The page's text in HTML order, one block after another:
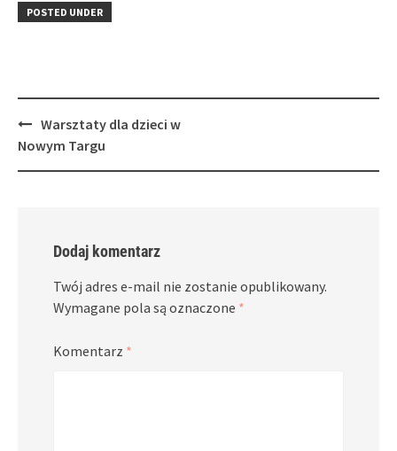
in
new
window)
POSTED UNDER
Post
navigation
Warsztaty dla dzieci w
Nowym Targu
Dodaj komentarz
Twój adres e-mail nie zostanie opublikowany.
Wymagane pola są oznaczone *
Komentarz *